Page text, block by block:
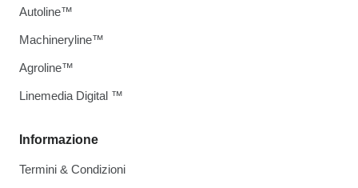
Informazione
Termini & Condizioni
Autoline™
Machineryline™
Agroline™
Linemedia Digital ™